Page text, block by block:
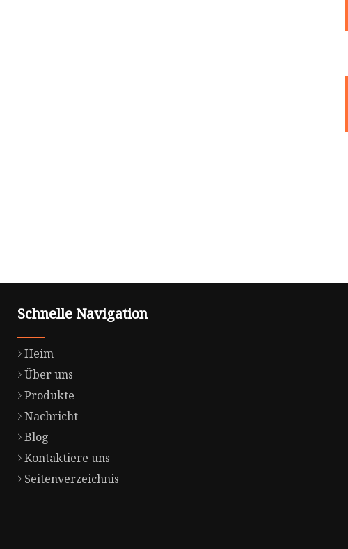
Schnelle Navigation
Heim
Über uns
Produkte
Nachricht
Blog
Kontaktiere uns
Seitenverzeichnis